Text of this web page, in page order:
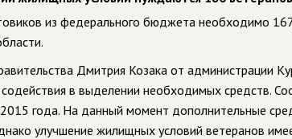
из федерального бюджета необходимо
Дмитрия Козака от администрации
в выделении необходимых средств.
года. На данный момент дополнительные
улучшение жилищных условий ветеранов